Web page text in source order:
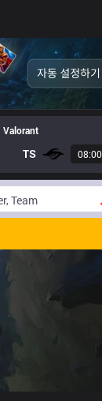
Valorant
TS 08:00